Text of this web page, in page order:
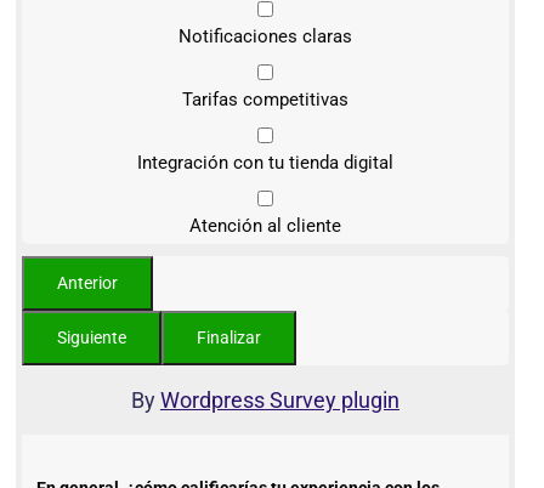
Notificaciones claras
Tarifas competitivas
Integración con tu tienda digital
Atención al cliente
ByWordpress Survey plugin